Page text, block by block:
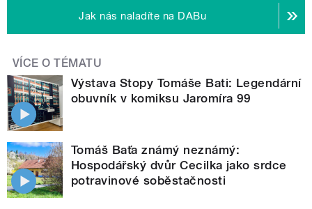
Jak nás naladíte na DABu
VÍCE O TÉMATU
Výstava Stopy Tomáše Bati: Legendární
obuvník v komiksu Jaromíra 99
Tomáš Baťa známý neznámý:
Hospodářský dvůr Cecilka jako srdce
potravinové soběstačnosti